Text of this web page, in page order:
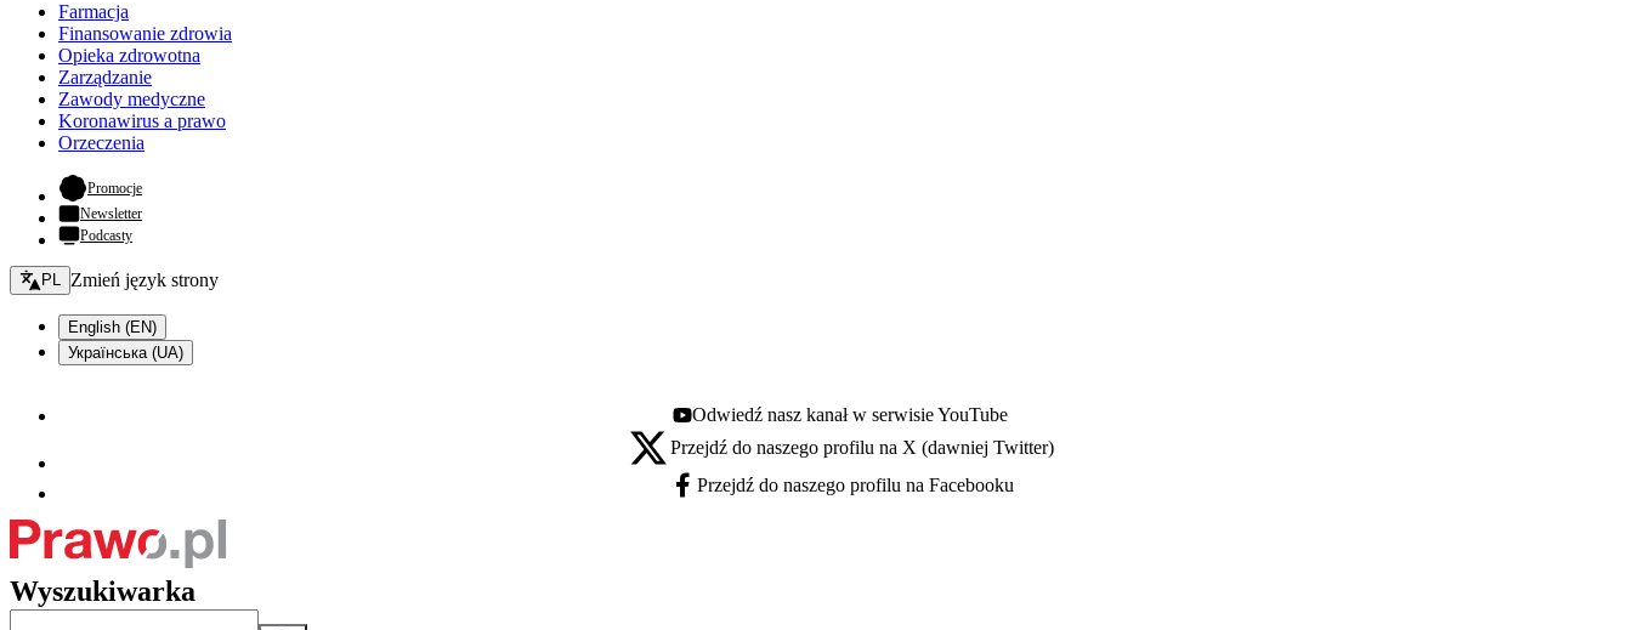
Farmacja
Finansowanie zdrowia
Opieka zdrowotna
Zarządzanie
Zawody medyczne
Koronawirus a prawo
Orzeczenia
Promocje- otwiera się w nowej karcie
Newsletter
Podcasty
Zmień język - bieżący:
PL Zmień język strony
English (EN)
Українська (UA)
Youtube - otwiera się w nowej karcie
Odwiedź nasz kanał w serwisie YouTube
X - otwiera się w nowej karcie
Przejdź do naszego profilu na X (dawniej Twitter)
Facebook - otwiera się w nowej karcie
Przejdź do naszego profilu na Facebooku
Wyszukiwarka